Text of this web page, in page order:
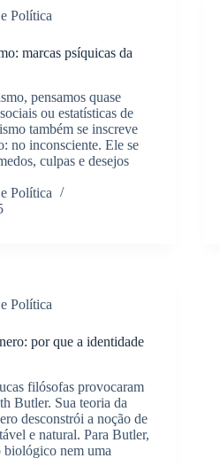
Política
marcas psíquicas da
pensamos quase
ou estatísticas de
também se inscreve
no inconsciente. Ele se
culpas e desejos
Política
Política
por que a identidade
filósofas provocaram
Butler. Sua teoria da
desconstrói a noção de
e natural. Para Butler,
biológico nem uma